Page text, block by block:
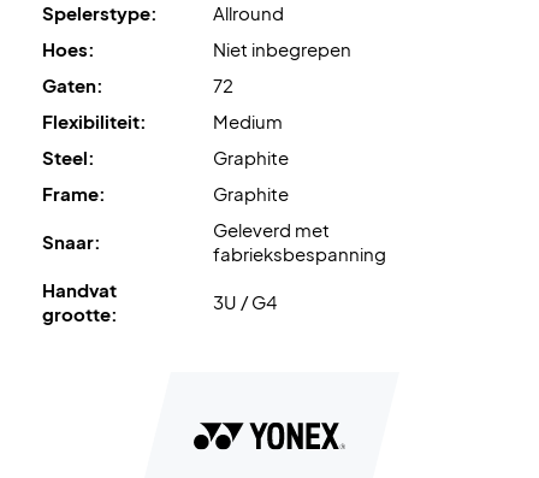
Spelerstype:
Allround
Hoes:
Niet inbegrepen
Gaten:
72
Flexibiliteit:
Medium
Steel:
Graphite
Frame:
Graphite
Snaar:
Geleverd met
fabrieksbespanning
Handvat
grootte:
3U / G4